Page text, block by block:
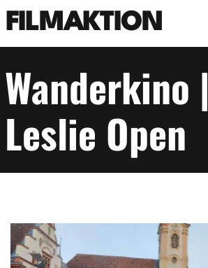
FILMAKTION
Wanderkino |
Leslie Open
Image